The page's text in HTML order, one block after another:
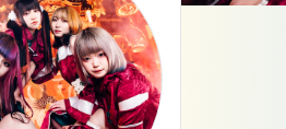
っと楽しく、もっと便利